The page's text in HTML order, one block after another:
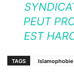
PEUT
EST
TAGS Islamophobie